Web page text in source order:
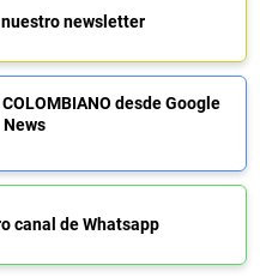
newsletter
desde Google
News
canal de Whatsapp